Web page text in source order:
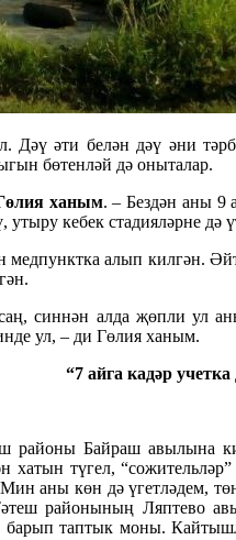
Дәү әти белән дәү әни
бөтенләй дә оныталар.
ханым. – Бездән аны 9
кебек стадияләрне
алып килгән.
синнән алда җөпли ул
ул, – ди Гөлия ханым.
“7 айга кадәр
районы Байраш авылына
хатын түгел,
аны көн дә үгетләдем,
районының Ляптево
таптык моны.